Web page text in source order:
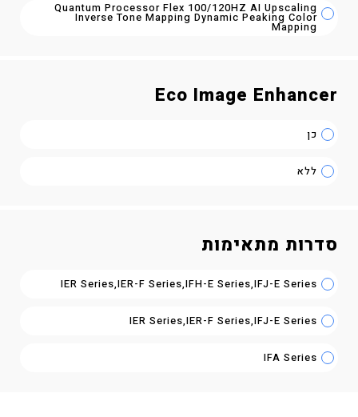
Quantum Processor Flex 100/120HZ AI Upscaling
Inverse Tone Mapping Dynamic Peaking Color
Mapping
Eco Image Enhancer
כן
ללא
סדרות מתאימות
IER Series,IER-F Series,IFH-E Series,IFJ-E Series
IER Series,IER-F Series,IFJ-E Series
IFA Series